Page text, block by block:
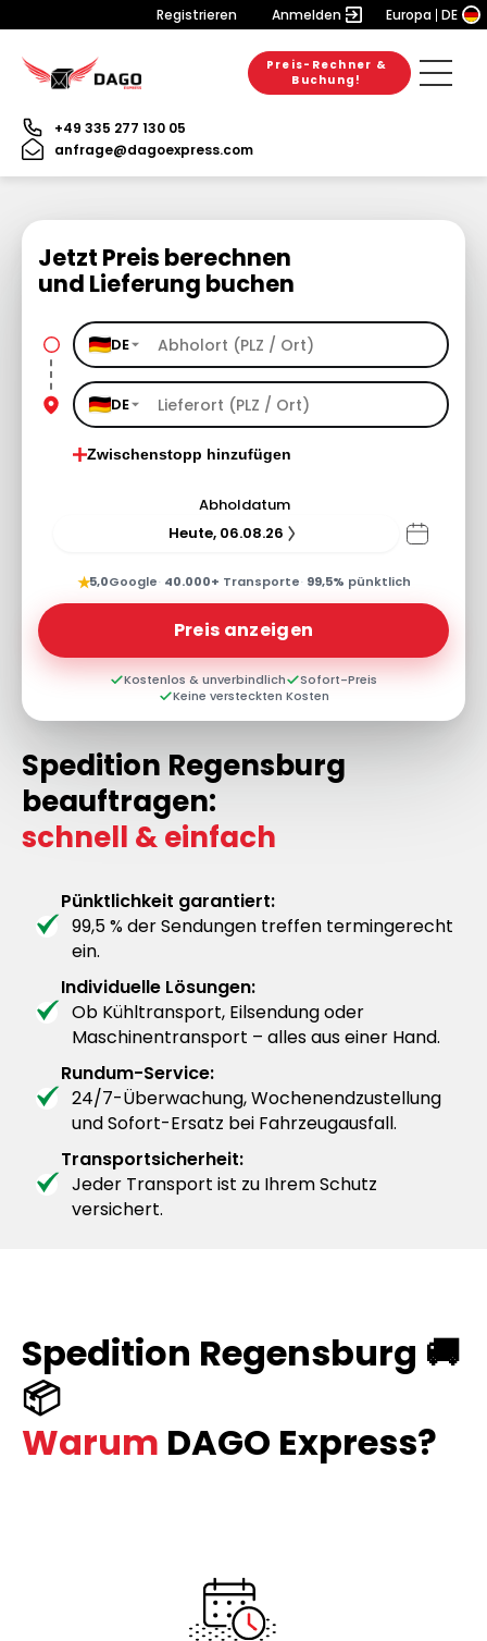
Registrieren Anmelden Europa DE
Preis-Rechner &
Buchung!
+49 335 277 130 05
anfrage@dagoexpress.com
Jetzt Preis berechnen
und Lieferung buchen
DE
DE
Zwischenstopp hinzufügen
Abholdatum
Heute, 06.08.26
★5,0Google· 40.000+ Transporte· 99,5% pünktlich
Preis anzeigen
Kostenlos & unverbindlich
Sofort-Preis
Keine versteckten Kosten
Spedition Regensburg
beauftragen:
schnell & einfach
Pünktlichkeit garantiert:
99,5 % der Sendungen treffen termingerecht
ein.
Individuelle Lösungen:
Ob Kühltransport, Eilsendung oder
Maschinentransport – alles aus einer Hand.
Rundum-Service:
24/7-Überwachung, Wochenendzustellung
und Sofort-Ersatz bei Fahrzeugausfall.
Transportsicherheit:
Jeder Transport ist zu Ihrem Schutz
versichert.
Spedition Regensburg 🚚
📦
Warum DAGO Express?